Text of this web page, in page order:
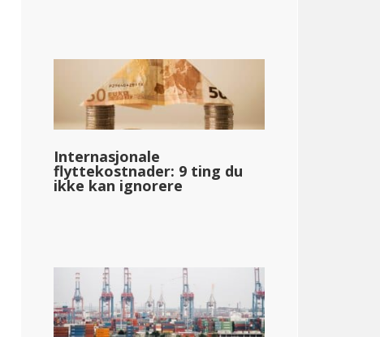
Internasjonale
flyttekostnader: 9 ting du
ikke kan ignorere